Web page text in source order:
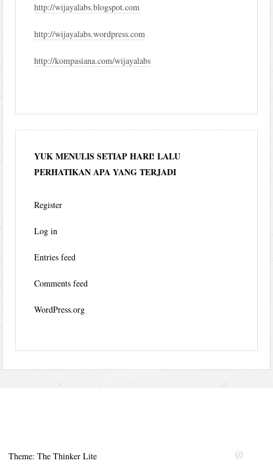
http://wijayalabs.blogspot.com
http://wijayalabs.wordpress.com
http://kompasiana.com/wijayalabs
YUK MENULIS SETIAP HARI! LALU
PERHATIKAN APA YANG TERJADI
Register
Log in
Entries feed
Comments feed
WordPress.org
Theme: The Thinker Lite